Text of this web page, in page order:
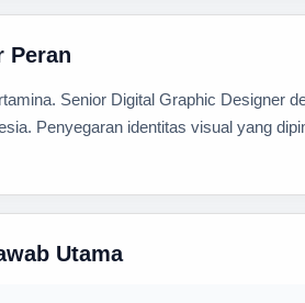
Peran
Senior Digital Graphic Designer
Penyegaran identitas visual yang
Utama